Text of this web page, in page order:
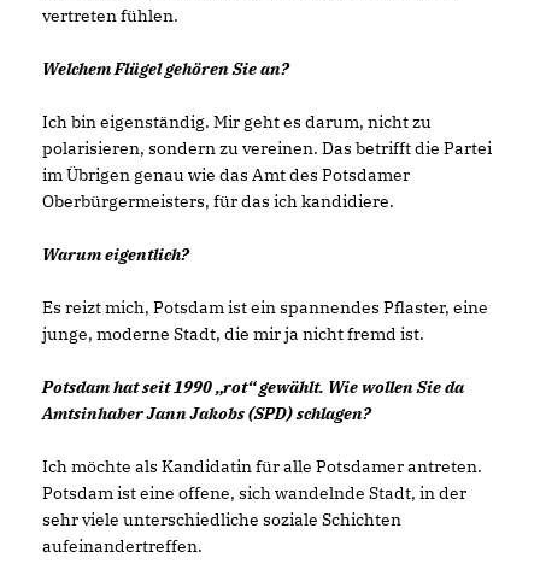
vertreten fühlen.
Welchem Flügel gehören Sie an?
Ich bin eigenständig. Mir geht es darum, nicht zu
polarisieren, sondern zu vereinen. Das betrifft die Partei
im Übrigen genau wie das Amt des Potsdamer
Oberbürgermeisters, für das ich kandidiere.
Warum eigentlich?
Es reizt mich, Potsdam ist ein spannendes Pflaster, eine
junge, moderne Stadt, die mir ja nicht fremd ist.
Potsdam hat seit 1990 „rot“ gewählt. Wie wollen Sie da
Amtsinhaber Jann Jakobs (SPD) schlagen?
Ich möchte als Kandidatin für alle Potsdamer antreten.
Potsdam ist eine offene, sich wandelnde Stadt, in der
sehr viele unterschiedliche soziale Schichten
aufeinandertreffen.